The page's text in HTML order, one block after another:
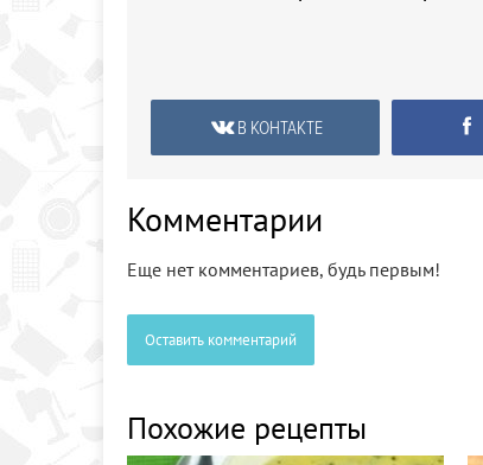
В КОНТАКТЕ
Комментарии
Еще нет комментариев, будь первым!
Оставить комментарий
Похожие рецепты